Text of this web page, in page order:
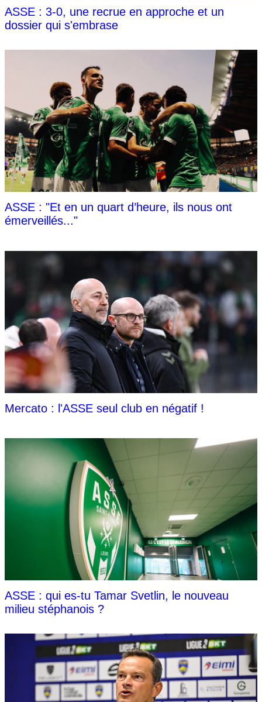
ASSE : 3-0, une recrue en approche et un
dossier qui s'embrase
ASSE : "Et en un quart d’heure, ils nous ont
émerveillés..."
Mercato : l'ASSE seul club en négatif !
ASSE : qui es-tu Tamar Svetlin, le nouveau
milieu stéphanois ?